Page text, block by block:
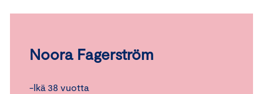
Noora Fagerström
-Ikä 38 vuotta